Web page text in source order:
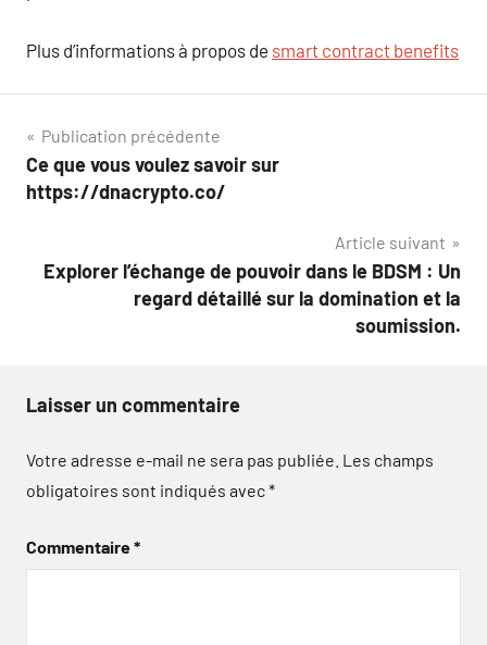
Plus d’informations à propos de smart contract benefits
Navigation
de
Publication précédente
Ce que vous voulez savoir sur
https://dnacrypto.co/
Article suivant
Explorer l’échange de pouvoir dans le BDSM : Un
regard détaillé sur la domination et la
soumission.
Laisser un commentaire
Votre adresse e-mail ne sera pas publiée. Les champs
obligatoires sont indiqués avec*
Commentaire*